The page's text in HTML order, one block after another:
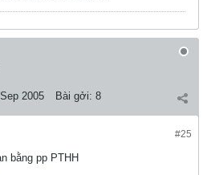
Sep 2005 Bài gởi: 8
#25
bằng pp PTHH